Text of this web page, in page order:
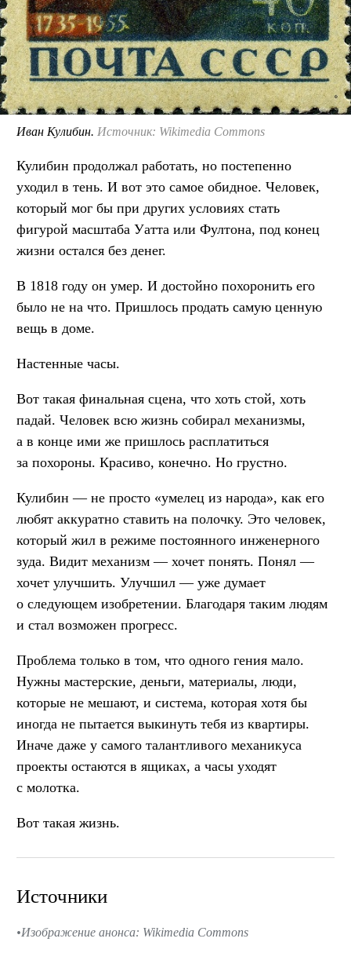
Иван Кулибин. Источник: Wikimedia Commons
Кулибин продолжал работать, но постепенно
уходил в тень. И вот это самое обидное. Человек,
который мог бы при других условиях стать
фигурой масштаба Уатта или Фултона, под конец
жизни остался без денег.
В 1818 году он умер. И достойно похоронить его
было не на что. Пришлось продать самую ценную
вещь в доме.
Настенные часы.
Вот такая финальная сцена, что хоть стой, хоть
падай. Человек всю жизнь собирал механизмы,
а в конце ими же пришлось расплатиться
за похороны. Красиво, конечно. Но грустно.
Кулибин — не просто «умелец из народа», как его
любят аккуратно ставить на полочку. Это человек,
который жил в режиме постоянного инженерного
зуда. Видит механизм — хочет понять. Понял —
хочет улучшить. Улучшил — уже думает
о следующем изобретении. Благодаря таким людям
и стал возможен прогресс.
Проблема только в том, что одного гения мало.
Нужны мастерские, деньги, материалы, люди,
которые не мешают, и система, которая хотя бы
иногда не пытается выкинуть тебя из квартиры.
Иначе даже у самого талантливого механикуса
проекты остаются в ящиках, а часы уходят
с молотка.
Вот такая жизнь.
Источники
Изображение анонса: Wikimedia Commons